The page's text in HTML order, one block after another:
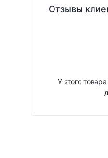
Отзывы
У этого